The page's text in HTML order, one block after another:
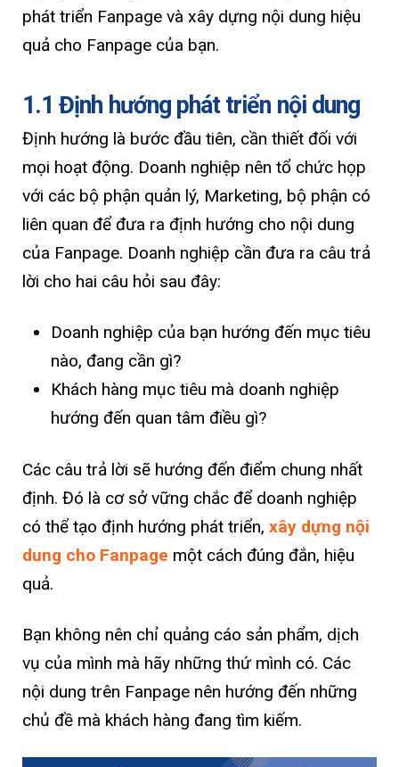
phát triển Fanpage và xây dựng nội dung hiệu
quả cho Fanpage của bạn.
1.1 Định hướng phát triển nội dung
Định hướng là bước đầu tiên, cần thiết đối với
mọi hoạt động. Doanh nghiệp nên tổ chức họp
với các bộ phận quản lý, Marketing, bộ phận có
liên quan để đưa ra định hướng cho nội dung
của Fanpage. Doanh nghiệp cần đưa ra câu trả
lời cho hai câu hỏi sau đây:
Doanh nghiệp của bạn hướng đến mục tiêu
nào, đang cần gì?
Khách hàng mục tiêu mà doanh nghiệp
hướng đến quan tâm điều gì?
Các câu trả lời sẽ hướng đến điểm chung nhất
định. Đó là cơ sở vững chắc để doanh nghiệp
có thể tạo định hướng phát triển, xây dựng nội
dung cho Fanpage một cách đúng đắn, hiệu
quả.
Bạn không nên chỉ quảng cáo sản phẩm, dịch
vụ của mình mà hãy những thứ mình có. Các
nội dung trên Fanpage nên hướng đến những
chủ đề mà khách hàng đang tìm kiếm.